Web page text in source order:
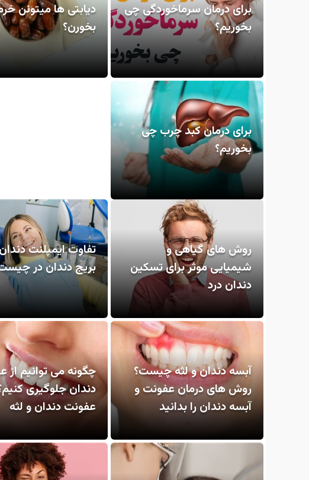
برای درمان سرماخوردگی چی
بخوریم؟
دیابتی ها میتونن
بخورن؟
برای درمان کبد چرب چی
بخوریم؟
روش های گیاهی و
شیمیایی موثر برای تسکین
دندان درد
تفاوت ایمپلنت
بریج دندان در
آبسه دندان و لثه چیست؟
روش های درمان عفونت و
آبسه دندان را بدانید
چگونه می توانیم از
دندان جلوگیری
عفونت دندان و لثه